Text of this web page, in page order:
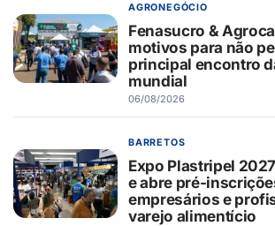
AGRONEGÓCIO
Fenasucro &
motivos para não
principal encontro
mundial
06/08/2026
BARRETOS
Expo Plastripel
e abre pré-
empresários e
varejo alimentício